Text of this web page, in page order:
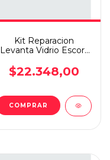
Kit Reparacion
Levanta Vidrio Escort
$22.348,00
COMPRAR